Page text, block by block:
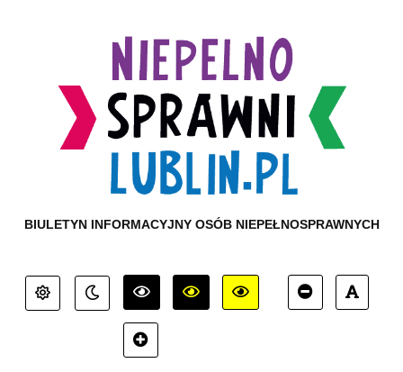
BIULETYN INFORMACYJNY OSÓB NIEPEŁNOSPRAWNYCH